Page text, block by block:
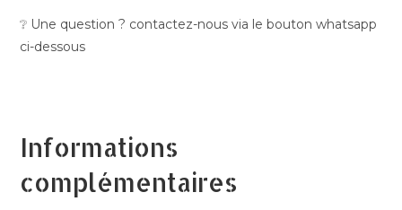
❔ Une question ? contactez-nous via le bouton whatsapp
ci-dessous
Informations
complémentaires